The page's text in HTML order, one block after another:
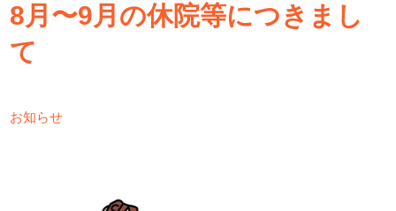
8月〜9月の休院等につきまし
て
お知らせ